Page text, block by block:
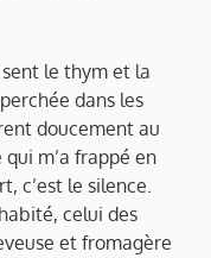
le thym et la
dans les
doucement au
m’a frappé en
c’est le silence.
celui des
et fromagère